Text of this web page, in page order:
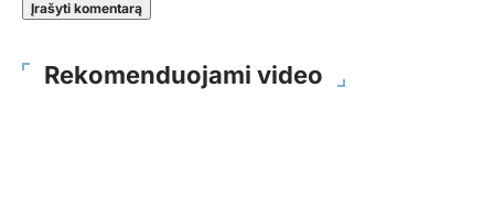
Rekomenduojami video